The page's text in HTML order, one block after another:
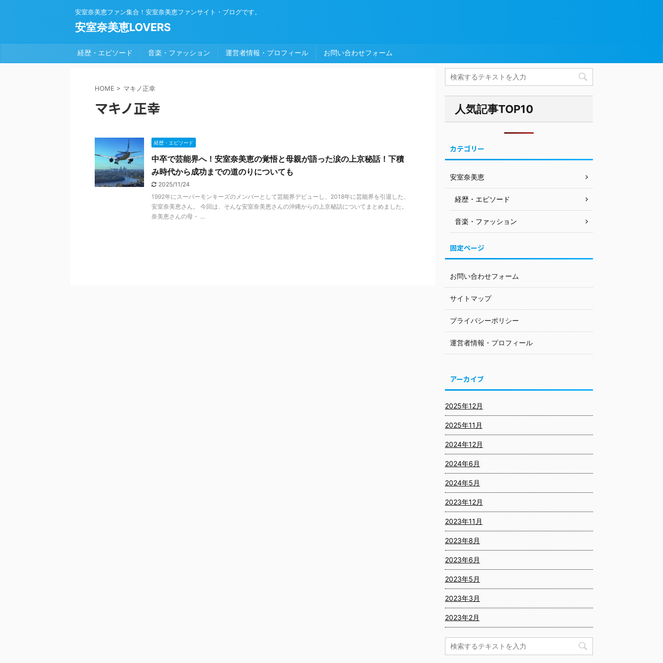
安室奈美恵ファン集合！安室奈美恵ファンサイト・ブログです。
安室奈美恵LOVERS
経歴・エピソード 音楽・ファッション 運営者情報・プロフィール お問い合わせフォーム
HOME > マキノ正幸
マキノ正幸
経歴・エピソード
中卒で芸能界へ！安室奈美恵の覚悟と母親が語った涙の上京秘話！下積
み時代から成功までの道のりについても
2025/11/24
1992年にスーパーモンキーズのメンバーとして芸能界デビューし、2018年に芸能界を引退した、
安室奈美恵さん。 今回は、そんな安室奈美恵さんの沖縄からの上京秘話についてまとめました。
奈美恵さんの母・ ...
人気記事TOP10
カテゴリー
安室奈美恵
経歴・エピソード
音楽・ファッション
固定ページ
お問い合わせフォーム
サイトマップ
プライバシーポリシー
運営者情報・プロフィール
アーカイブ
2025年12月
2025年11月
2024年12月
2024年6月
2024年5月
2023年12月
2023年11月
2023年8月
2023年6月
2023年5月
2023年3月
2023年2月